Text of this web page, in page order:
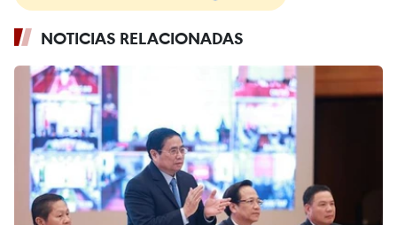
NOTICIAS RELACIONADAS